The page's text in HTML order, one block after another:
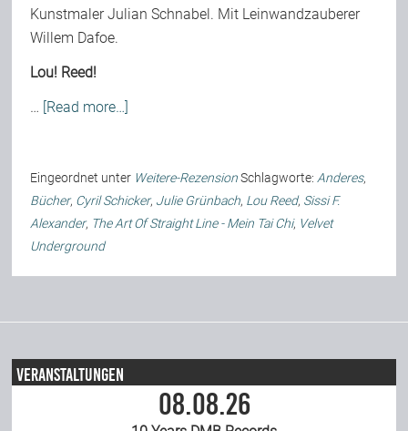
Kontakt
Support Us
Kalender
Kunstmaler Julian Schnabel. Mit Leinwandzauberer
Willem Dafoe.
Lou! Reed!
… [Read more…]
Eingeordnet unter Weitere-Rezension Schlagworte: Anderes,
Bücher, Cyril Schicker, Julie Grünbach, Lou Reed, Sissi F.
Alexander, The Art Of Straight Line - Mein Tai Chi, Velvet
Underground
Veranstaltungen
08.08.26